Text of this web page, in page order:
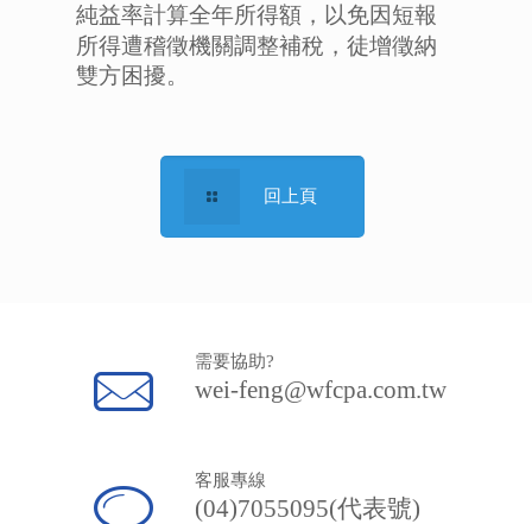
純益率計算全年所得額，以免因短報
所得遭稽徵機關調整補稅，徒增徵納
雙方困擾。
回上頁
需要協助?
wei-feng@wfcpa.com.tw
客服專線
(04)7055095(代表號)